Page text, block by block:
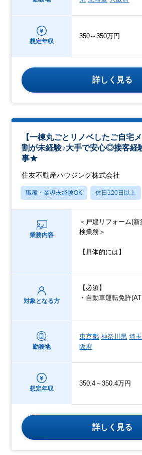
想定年収
350～350万円
詳しく見る
【一棟丸ごとリノベしたご自宅
割が未経験♪大手で安心◎接客経
事★
住友不動産ハウジング株式会社
職種・業界未経験OK 休日120日以上
業務内容
＜戸建リフォーム(
検業務＞
【具体的には】
対象となる方
【必須】
・自動車運転免許
勤務地
東京都 神奈川県 埼
阪府
想定年収
350.4～350.4万円
詳しく見る